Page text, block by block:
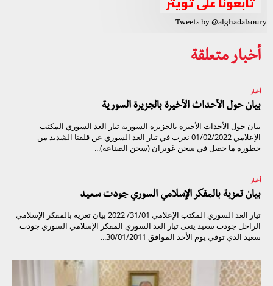
Tweets by @alghadalsoury
أخبار متعلقة
أخبار
بيان حول الأحداث الأخيرة بالجزيرة السورية
بيان حول الأحداث الأخيرة بالجزيرة السورية تيار الغد السوري المكتب
الإعلامي 01/02/2022 نعرب في تيار الغد السوري عن قلقنا الشديد من
خطورة ما حصل في سجن غويران (سجن الصناعة)...
أخبار
بيان تعزية بالمفكر الإسلامي السوري جودت سعيد
تيار الغد السوري المكتب الإعلامي 31/01/ 2022 بيان تعزية بالمفكر الإسلامي
الراحل جودت سعيد ينعى تيار الغد السوري المفكر الإسلامي السوري جودت
سعيد الذي توفي يوم الأحد الموافق 30/01/2011...